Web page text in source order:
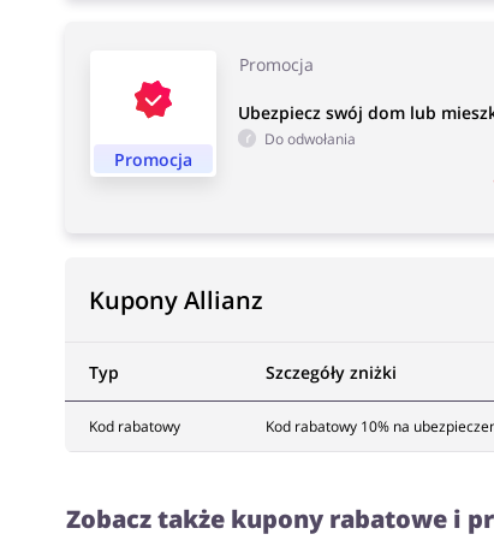
Promocja
Promocja
Ubezpiecz swój dom lub
Do odwołania
Kupony Allianz
Typ Szczegóły zniżki
Kod rabatowy Kod rabatowy 10% na
Zobacz także kupony rabatowe i